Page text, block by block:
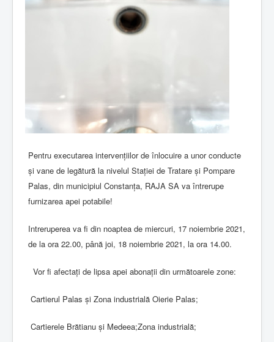
Pentru executarea intervențiilor de înlocuire a unor conducte
și vane de legătură la nivelul Stației de Tratare și Pompare
Palas, din municipiul Constanța, RAJA SA va întrerupe
furnizarea apei potabile!
Intreruperea va fi din noaptea de miercuri, 17 noiembrie 2021,
de la ora 22.00, până joi, 18 noiembrie 2021, la ora 14.00.
Vor fi afectați de lipsa apei abonații din următoarele zone:
Cartierul Palas și Zona industrială Oierie Palas;
Cartierele Brătianu și Medeea;Zona industrială;